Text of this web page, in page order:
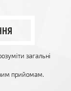
загальні
прийомам.